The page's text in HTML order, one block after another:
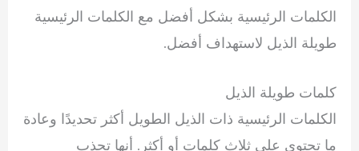
الكلمات الرئيسية بشكل أفضل مع الكلمات الرئيسية
طويلة الذيل لاستهداف أفضل.
كلمات طويلة الذيل
الكلمات الرئيسية ذات الذيل الطويل أكثر تحديدًا وعادة
ما تحتوي على ثلاث كلمات أو أكثر. أنها تجذب